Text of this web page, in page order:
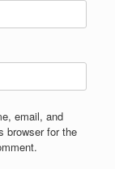
email, and
browser for the